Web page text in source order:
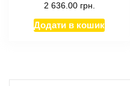
2 636.00 грн.
Додати в кошик